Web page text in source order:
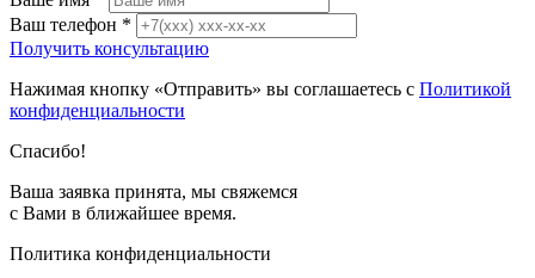
Ваш телефон *
Получить консультацию
Нажимая кнопку «Отправить» вы соглашаетесь с Политикой
конфиденциальности
Спасибо!
Ваша заявка принята, мы свяжемся
с Вами в ближайшее время.
Политика конфиденциальности